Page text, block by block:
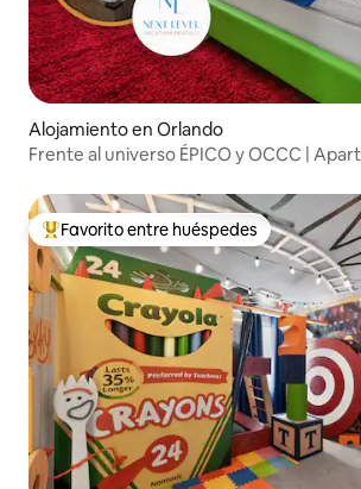
Alojamiento en Orlando
Frente al universo ÉPICO y OCCC |
Favorito entre huéspedes preferido
Favorito entre huéspedes